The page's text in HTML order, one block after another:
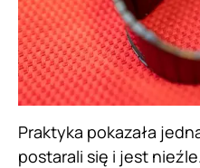
Praktyka pokazała
postarali się i jest